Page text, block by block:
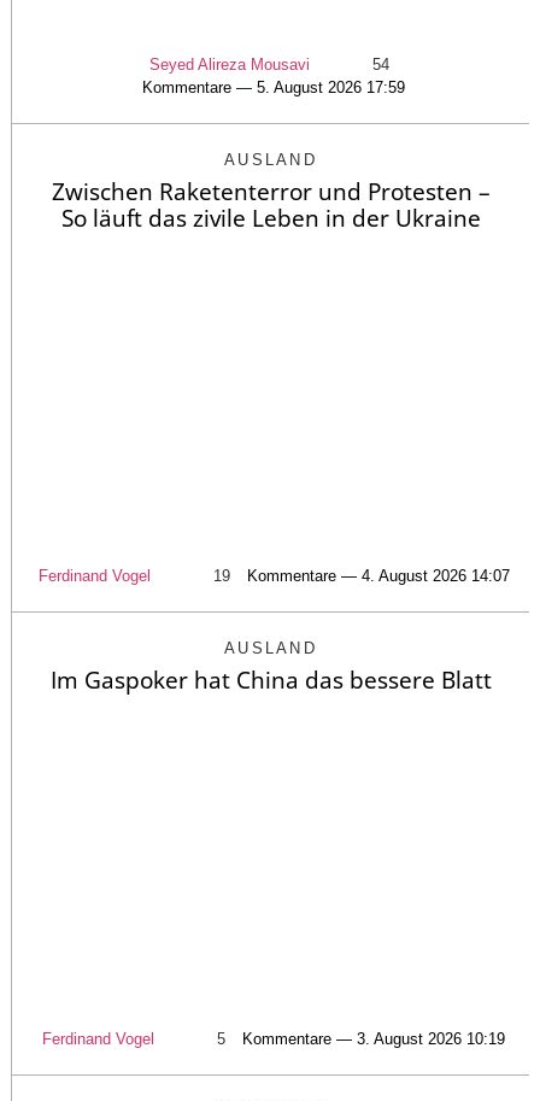
Seyed Alireza Mousavi
54
Kommentare — 5. August 2026 17:59
AUSLAND
Zwischen Raketenterror und Protesten –
So läuft das zivile Leben in der Ukraine
Ferdinand Vogel 19 Kommentare — 4. August 2026 14:07
AUSLAND
Im Gaspoker hat China das bessere Blatt
Ferdinand Vogel 5 Kommentare — 3. August 2026 10:19